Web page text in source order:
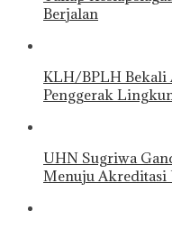
Berjalan
KLH/BPLH Bekali
Penggerak
UHN Sugriwa
Menuju Akreditasi